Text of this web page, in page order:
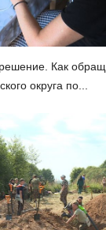
Как
округа по...